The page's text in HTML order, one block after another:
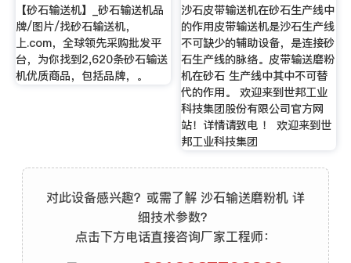
【砂石输送机】_砂石输送机品
牌/图片/找砂石输送机，
上.com，全球领先采购批发平
台，为你找到2,620条砂石输送
机优质商品，包括品牌，。
沙石皮带输送机在砂石生产线中
的作用皮带输送机是沙石生产线
不可缺少的辅助设备，是连接砂
石生产线的脉络。皮带输送磨粉
机在砂石 生产线中其中不可替
代的作用。 欢迎来到世邦工业
科技集团股份有限公司官方网
站！详情请致电 ！ 欢迎来到世
邦工业科技集团
对此设备感兴趣？或需了解 沙石输送磨粉机 详
细技术参数？
点击下方电话直接咨询厂家工程师：